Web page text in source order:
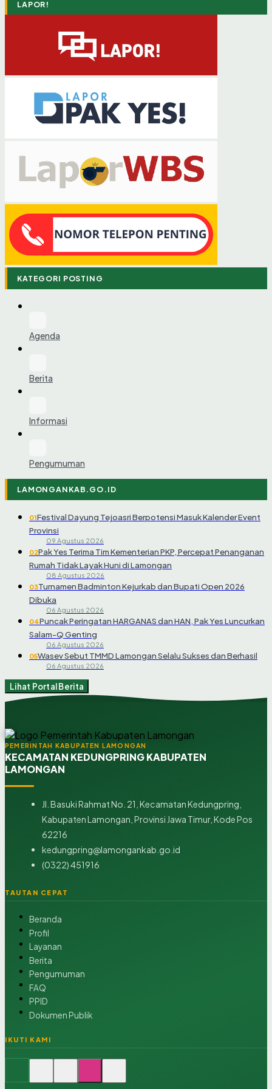
LAPOR!
KATEGORI POSTING
Agenda
Berita
Informasi
Pengumuman
LAMONGANKAB.GO.ID
01Festival Dayung Tejoasri Berpotensi Masuk Kalender Event
Provinsi
09 Agustus 2026
02Pak Yes Terima Tim Kementerian PKP, Percepat Penanganan
Rumah Tidak Layak Huni di Lamongan
08 Agustus 2026
03Turnamen Badminton Kejurkab dan Bupati Open 2026
Dibuka
06 Agustus 2026
04Puncak Peringatan HARGANAS dan HAN, Pak Yes Luncurkan
Salam-Q Genting
06 Agustus 2026
05Wasev Sebut TMMD Lamongan Selalu Sukses dan Berhasil
06 Agustus 2026
Lihat Portal Berita
PEMERINTAH KABUPATEN LAMONGAN
KECAMATAN KEDUNGPRING KABUPATEN
LAMONGAN
Jl. Basuki Rahmat No. 21, Kecamatan Kedungpring,
Kabupaten Lamongan, Provinsi Jawa Timur, Kode Pos
62216
kedungpring@lamongankab.go.id
(0322) 451916
TAUTAN CEPAT
Beranda
Profil
Layanan
Berita
Pengumuman
FAQ
PPID
Dokumen Publik
IKUTI KAMI